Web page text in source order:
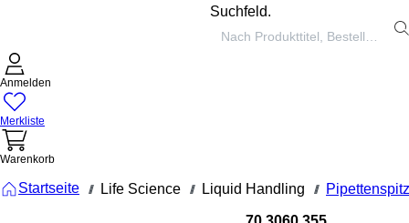
Suchfeld.
Anmelden
Merkliste
Warenkorb
Startseite /// Life Science /// Liquid Handling ///